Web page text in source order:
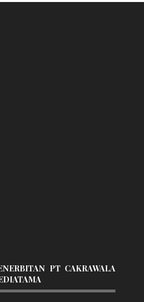
PT CAKRAWALA